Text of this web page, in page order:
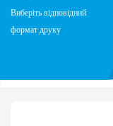
Виберіть відповідний
формат друку